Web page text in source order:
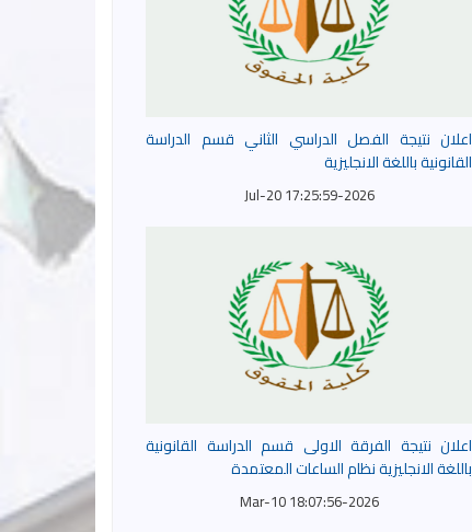
اعلان نتيجة الفصل الدراسي الثاني قسم الدراسة
القانونية باللغة الانجليزية
2026-Jul-20 17:25:59
اعلان نتيجة الفرقة الاولى قسم الدراسة القانونية
باللغة الانجليزية نظام الساعات المعتمدة
2026-Mar-10 18:07:56